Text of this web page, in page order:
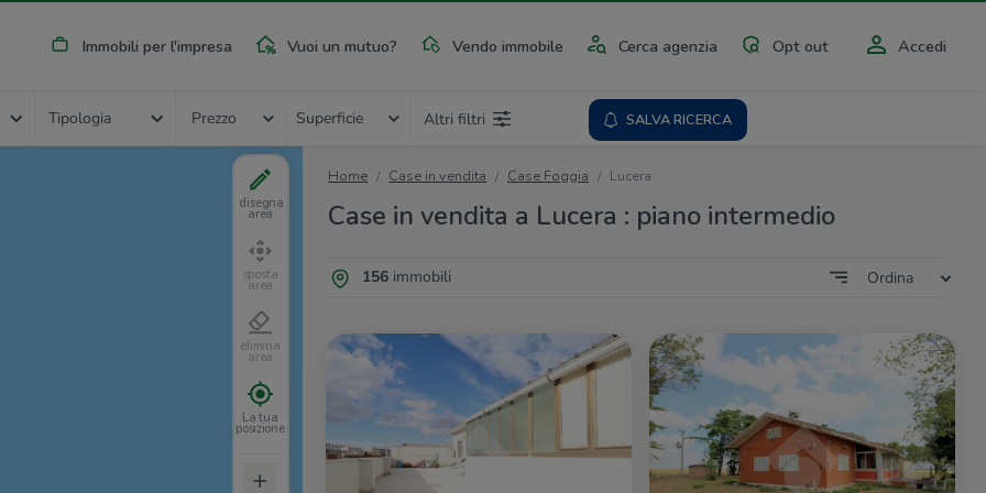
Immobili per l'impresa Vuoi un mutuo? Vendo immobile Cerca agenzia Opt out Accedi
Tipologia Prezzo Superficie Altri filtri SALVA RICERCA
Home Case in vendita Case Foggia Lucera
Case in vendita a Lucera : piano intermedio
156immobili Ordina
disegna
area
sposta
area
elimina
area
La tua
posizione
+